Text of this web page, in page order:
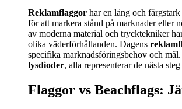
Reklamflaggor har en lång och
för att markera stånd på marknader eller
av moderna material och trycktekniker
olika väderförhållanden. Dagens
specifika marknadsföringsbehov och
lysdioder, alla representerar de nästa
Flaggor vs Beachflags: